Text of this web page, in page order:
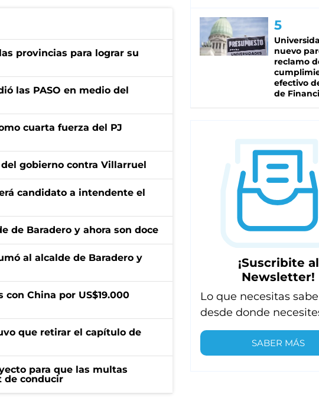
provincias para lograr su
las PASO en medio del
cuarta fuerza del PJ
gobierno contra Villarruel
candidato a intendente el
de Baradero y ahora son doce
al alcalde de Baradero y
China por US$19.000
que retirar el capítulo de
para que las multas
de conducir
nuevo
reclamo
efectivo
de
¡Suscribite al
Newsletter!
Lo que necesitas
desde donde
SABER MÁS